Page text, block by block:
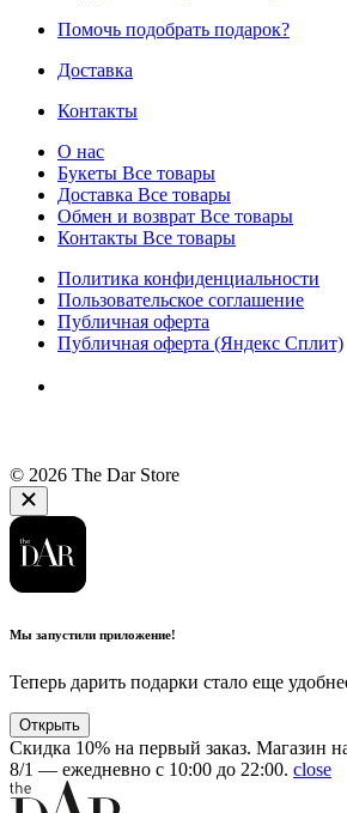
Помочь подобрать подарок?
Доставка
Контакты
О нас
Букеты Все товары
Доставка Все товары
Обмен и возврат Все товары
Контакты Все товары
Политика конфиденциальности
Пользовательское соглашение
Публичная оферта
Публичная оферта (Яндекс Сплит)
© 2026 The Dar Store
Мы запустили приложение!
Теперь дарить подарки стало еще
Открыть
Скидка 10% на первый заказ. Магазин
8/1 — ежедневно с 10:00 до 22:00. close